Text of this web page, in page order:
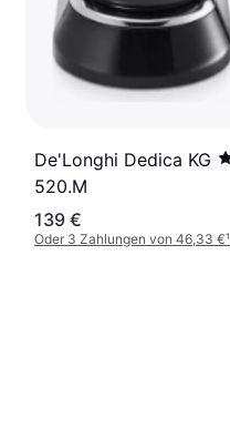
De'Longhi Dedica KG
520.M
139 €
Oder 3 Zahlungen von 46,33 €¹